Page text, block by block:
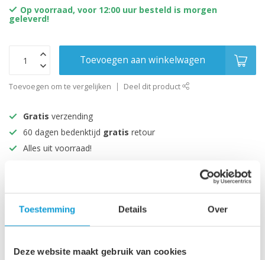
Toestemming Details Over
Deze website maakt gebruik van cookies
Op voorraad, voor 12:00 uur besteld is morgen
geleverd!
Toevoegen aan winkelwagen
Toevoegen om te vergelijken Deel dit product
Gratis verzending
60 dagen bedenktijd gratis retour
Alles uit voorraad!
Productomschrijving